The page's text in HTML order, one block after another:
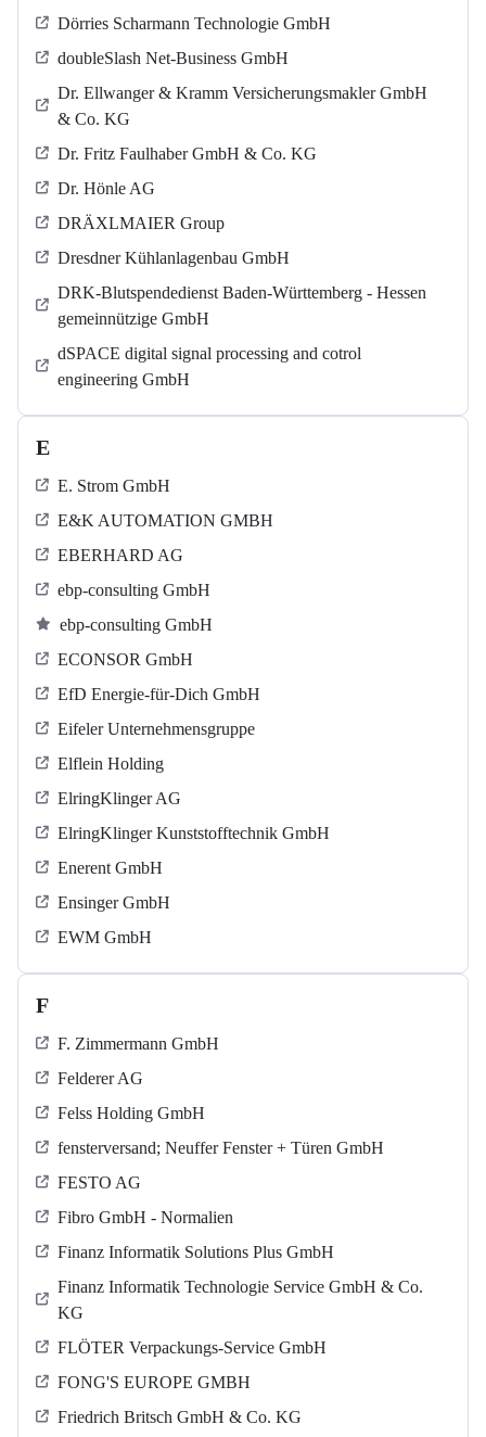
Dörries Scharmann Technologie GmbH
doubleSlash Net-Business GmbH
Dr. Ellwanger & Kramm Versicherungsmakler GmbH
& Co. KG
Dr. Fritz Faulhaber GmbH & Co. KG
Dr. Hönle AG
DRÄXLMAIER Group
Dresdner Kühlanlagenbau GmbH
DRK-Blutspendedienst Baden-Württemberg - Hessen
gemeinnützige GmbH
dSPACE digital signal processing and cotrol
engineering GmbH
E
E. Strom GmbH
E&K AUTOMATION GMBH
EBERHARD AG
ebp-consulting GmbH
ebp-consulting GmbH
ECONSOR GmbH
EfD Energie-für-Dich GmbH
Eifeler Unternehmensgruppe
Elflein Holding
ElringKlinger AG
ElringKlinger Kunststofftechnik GmbH
Enerent GmbH
Ensinger GmbH
EWM GmbH
F
F. Zimmermann GmbH
Felderer AG
Felss Holding GmbH
fensterversand; Neuffer Fenster + Türen GmbH
FESTO AG
Fibro GmbH - Normalien
Finanz Informatik Solutions Plus GmbH
Finanz Informatik Technologie Service GmbH & Co.
KG
FLÖTER Verpackungs-Service GmbH
FONG'S EUROPE GMBH
Friedrich Britsch GmbH & Co. KG